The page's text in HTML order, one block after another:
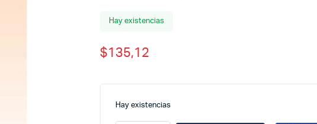
Hay existencias
$135,12
Hay existencias